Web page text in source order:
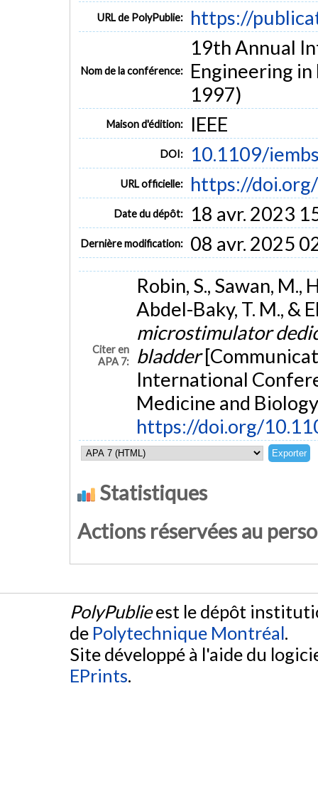
URL de PolyPublie: https://
Nom de la conférence:
19th Annual
Engineering
1997)
Maison d'édition: IEEE
DOI: 10.1109/
URL officielle: https://
Date du dépôt: 18 avr. 2023
Dernière modification: 08 avr. 2025
Citer en
APA 7:
Robin, S., Sawan, M.,
Abdel-Baky, T. M., &
microstimulator
bladder
International
Medicine and
https://doi.org/
Statistiques
Actions réservées au
PolyPublieest le dépôt
de Polytechnique Montréal.
Site développé à l'aide du
EPrints.